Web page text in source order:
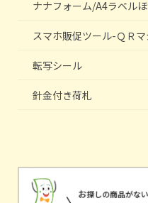
ナナフォーム/A4ラベル
スマホ販促ツール-ＱＲマ
転写シール
針金付き荷札